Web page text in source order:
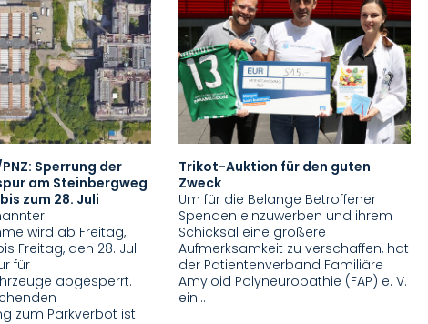
Sperrung der
am Steinbergweg
zum 28. Juli
wird ab Freitag,
Freitag, den 28. Juli
für
abgesperrt.
zum Parkverbot ist
Trikot-Auktion für den guten
Zweck
Um für die Belange Betroffener
Spenden einzuwerben und ihrem
Schicksal eine größere
Aufmerksamkeit zu verschaffen, hat
der Patientenverband Familiäre
Amyloid Polyneuropathie (FAP) e. V.
ein…